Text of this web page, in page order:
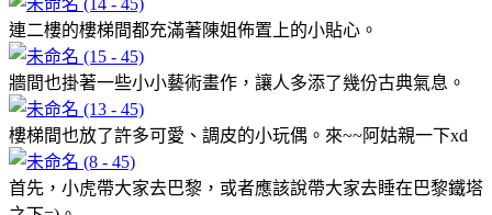
連二樓的樓梯間都充滿著陳姐佈置上的小貼心。
牆間也掛著一些小小藝術畫作，讓人多添了幾份古典氣息。
樓梯間也放了許多可愛、調皮的小玩偶。來~~阿姑親一下xd
首先，小虎帶大家去巴黎，或者應該說帶大家去睡在巴黎鐵塔